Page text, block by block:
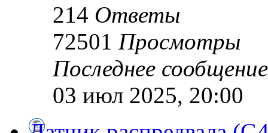
214 Ответы
72501 Просмотры
Последнее
03 июл 2025, 20:00